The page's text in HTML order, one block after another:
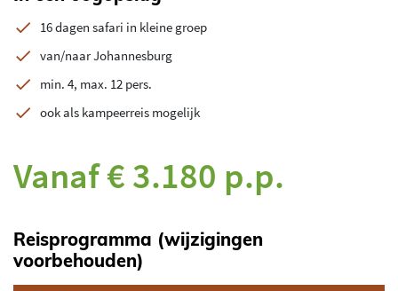
16 dagen safari in kleine groep
van/naar Johannesburg
min. 4, max. 12 pers.
ook als kampeerreis mogelijk
Vanaf € 3.180 p.p.
Reisprogramma (wijzigingen
voorbehouden)